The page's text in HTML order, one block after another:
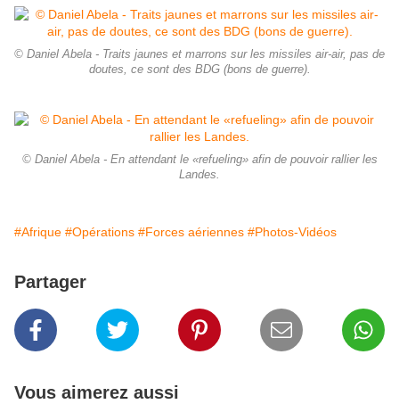
© Daniel Abela - Traits jaunes et marrons sur les missiles air-air, pas de
doutes, ce sont des BDG (bons de guerre).
© Daniel Abela - En attendant le «refueling» afin de pouvoir rallier les
Landes.
#Afrique #Opérations #Forces aériennes #Photos-Vidéos
Partager
Vous aimerez aussi